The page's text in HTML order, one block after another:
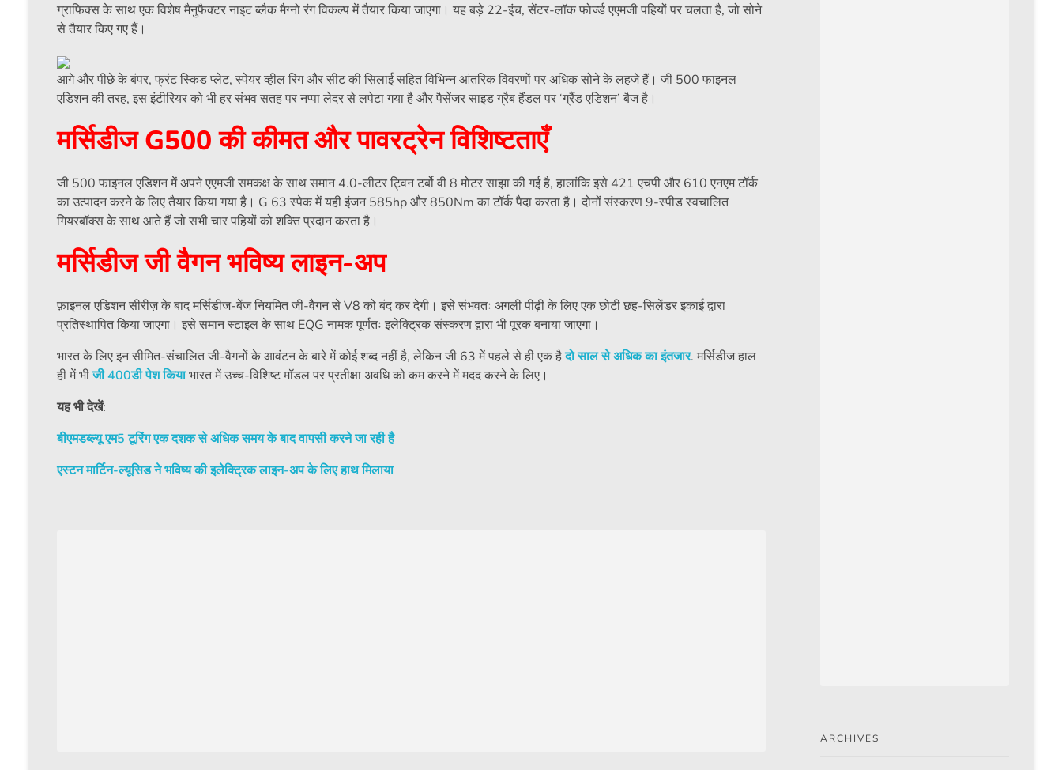
ग्राफिक्स के साथ एक विशेष मैनुफैक्टर नाइट ब्लैक मैग्नो रंग विकल्प में तैयार किया जाएगा। यह बड़े 22-इंच, सेंटर-लॉक फोर्ज्ड एएमजी पहियों पर चलता है, जो सोने
से तैयार किए गए हैं।
आगे और पीछे के बंपर, फ्रंट स्किड प्लेट, स्पेयर व्हील रिंग और सीट की सिलाई सहित विभिन्न आंतरिक विवरणों पर अधिक सोने के लहजे हैं। जी 500 फाइनल
एडिशन की तरह, इस इंटीरियर को भी हर संभव सतह पर नप्पा लेदर से लपेटा गया है और पैसेंजर साइड ग्रैब हैंडल पर ‘ग्रैंड एडिशन’ बैज है।
मर्सिडीज G500 की कीमत और पावरट्रेन विशिष्टताएँ
जी 500 फाइनल एडिशन में अपने एएमजी समकक्ष के साथ समान 4.0-लीटर ट्विन टर्बो वी 8 मोटर साझा की गई है, हालांकि इसे 421 एचपी और 610 एनएम टॉर्क
का उत्पादन करने के लिए तैयार किया गया है। G 63 स्पेक में यही इंजन 585hp और 850Nm का टॉर्क पैदा करता है। दोनों संस्करण 9-स्पीड स्वचालित
गियरबॉक्स के साथ आते हैं जो सभी चार पहियों को शक्ति प्रदान करता है।
मर्सिडीज जी वैगन भविष्य लाइन-अप
फ़ाइनल एडिशन सीरीज़ के बाद मर्सिडीज-बेंज नियमित जी-वैगन से V8 को बंद कर देगी। इसे संभवतः अगली पीढ़ी के लिए एक छोटी छह-सिलेंडर इकाई द्वारा
प्रतिस्थापित किया जाएगा। इसे समान स्टाइल के साथ EQG नामक पूर्णतः इलेक्ट्रिक संस्करण द्वारा भी पूरक बनाया जाएगा।
भारत के लिए इन सीमित-संचालित जी-वैगनों के आवंटन के बारे में कोई शब्द नहीं है, लेकिन जी 63 में पहले से ही एक हैदो साल से अधिक का इंतजार. मर्सिडीज हाल
ही में भीजी 400डी पेश कियाभारत में उच्च-विशिष्ट मॉडल पर प्रतीक्षा अवधि को कम करने में मदद करने के लिए।
यह भी देखें:
बीएमडब्ल्यू एम5 टूरिंग एक दशक से अधिक समय के बाद वापसी करने जा रही है
एस्टन मार्टिन-ल्यूसिड ने भविष्य की इलेक्ट्रिक लाइन-अप के लिए हाथ मिलाया
ARCHIVES